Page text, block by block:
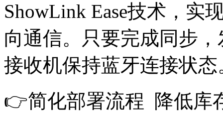
ShowLink Ease技术，实
向通信。只要完成同步
接收机保持蓝牙连接状态
👉简化部署流程 降低库